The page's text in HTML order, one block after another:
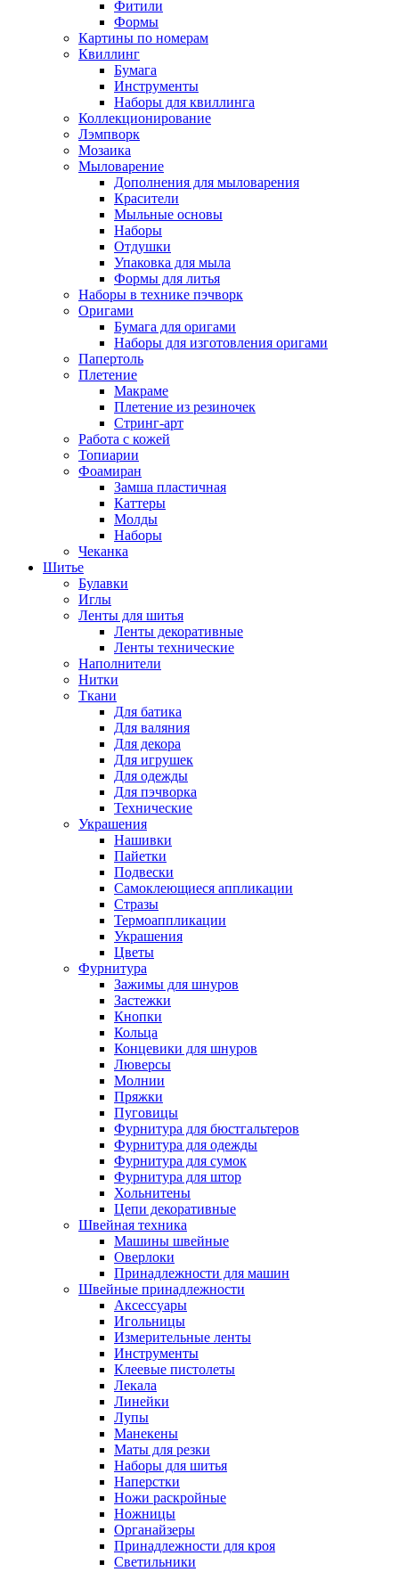
Фитили
Формы
Картины по номерам
Квиллинг
Бумага
Инструменты
Наборы для квиллинга
Коллекционирование
Лэмпворк
Мозаика
Мыловарение
Дополнения для мыловарения
Красители
Мыльные основы
Наборы
Отдушки
Упаковка для мыла
Формы для литья
Наборы в технике пэчворк
Оригами
Бумага для оригами
Наборы для изготовления оригами
Папертоль
Плетение
Макраме
Плетение из резиночек
Стринг-арт
Работа с кожей
Топиарии
Фоамиран
Замша пластичная
Каттеры
Молды
Наборы
Чеканка
Шитье
Булавки
Иглы
Ленты для шитья
Ленты декоративные
Ленты технические
Наполнители
Нитки
Ткани
Для батика
Для валяния
Для декора
Для игрушек
Для одежды
Для пэчворка
Технические
Украшения
Нашивки
Пайетки
Подвески
Самоклеющиеся аппликации
Стразы
Термоаппликации
Украшения
Цветы
Фурнитура
Зажимы для шнуров
Застежки
Кнопки
Кольца
Концевики для шнуров
Люверсы
Молнии
Пряжки
Пуговицы
Фурнитура для бюстгальтеров
Фурнитура для одежды
Фурнитура для сумок
Фурнитура для штор
Хольнитены
Цепи декоративные
Швейная техника
Машины швейные
Оверлоки
Принадлежности для машин
Швейные принадлежности
Аксессуары
Игольницы
Измерительные ленты
Инструменты
Клеевые пистолеты
Лекала
Линейки
Лупы
Манекены
Маты для резки
Наборы для шитья
Наперстки
Ножи раскройные
Ножницы
Органайзеры
Принадлежности для кроя
Светильники